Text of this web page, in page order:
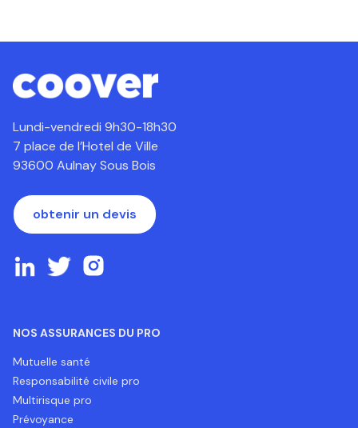
Lundi-vendredi 9h30-18h30
7 place de l’Hotel de Ville
93600 Aulnay Sous Bois
obtenir un devis
NOS ASSURANCES DU PRO
Mutuelle santé
Responsabilité civile pro
Multirisque pro
Prévoyance